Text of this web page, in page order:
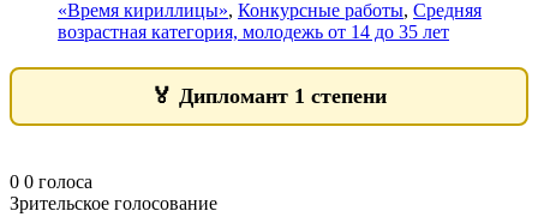
«Время кириллицы», Конкурсные работы, Средняя
возрастная категория, молодежь от 14 до 35 лет
🏅 Дипломант 1 степени
0 0 голоса
Зрительское голосование